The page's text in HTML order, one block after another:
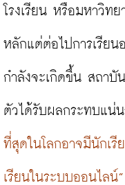
โรงเรียน หรือมหาวิท
หลักแต่ต่อไปการเรีย
กำลังจะเกิดขึ้น สถาบั
ตัวได้รับผลกระทบแน่
ที่สุดในโลกอาจมีนักเรี
เรียนในระบบออนไลน์”